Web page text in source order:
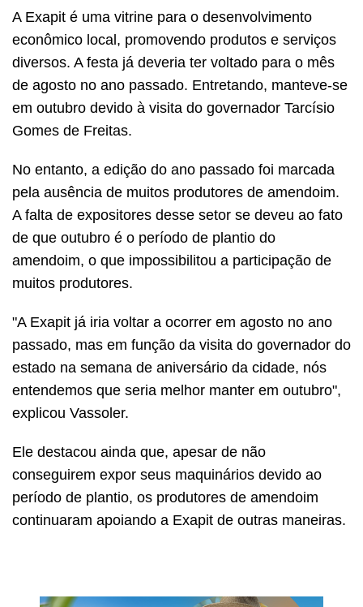
A Exapit é uma vitrine para o desenvolvimento
econômico local, promovendo produtos e serviços
diversos. A festa já deveria ter voltado para o mês
de agosto no ano passado. Entretando, manteve-se
em outubro devido à visita do governador Tarcísio
Gomes de Freitas.
No entanto, a edição do ano passado foi marcada
pela ausência de muitos produtores de amendoim.
A falta de expositores desse setor se deveu ao fato
de que outubro é o período de plantio do
amendoim, o que impossibilitou a participação de
muitos produtores.
"A Exapit já iria voltar a ocorrer em agosto no ano
passado, mas em função da visita do governador do
estado na semana de aniversário da cidade, nós
entendemos que seria melhor manter em outubro",
explicou Vassoler.
Ele destacou ainda que, apesar de não
conseguirem expor seus maquinários devido ao
período de plantio, os produtores de amendoim
continuaram apoiando a Exapit de outras maneiras.